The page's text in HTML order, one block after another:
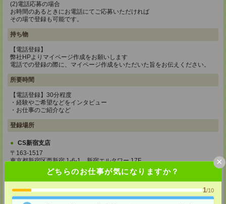
どちらのお仕事が気になりますか？
1/10
×
(2)電話応募の場合
お時間のあるときにお電話にてご応募いただければ
その場で登録も可能です。
持ち物
【電話登録】
弊社HPよりマイページ作成をお願いします
電話での登録の際に、マイページ作成をいただいた旨をお伝えください。
所要時間
【電話登録】30分程度
・経験やご希望などをインタビュー
・お仕事のご紹介など
登録場所
CS新宿支店
〒163-1517
東京都新宿区西新宿 1-6-1 新宿エルタワー 17F
TEL：0120-659-458
CS_SHINJUKU@manpowergroup.jp
担当：採用担当
CS立川支店